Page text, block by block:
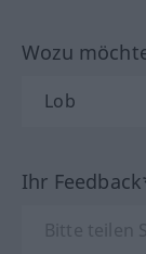
Wozu
Ihr